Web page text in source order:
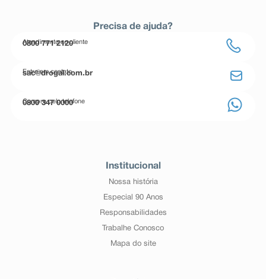
Precisa de ajuda?
Atendimento ao cliente
0800 771 2120
Entre em contato
sac@drogal.com.br
Compre pelo telefone
0800 347 0000
Institucional
Nossa história
Especial 90 Anos
Responsabilidades
Trabalhe Conosco
Mapa do site